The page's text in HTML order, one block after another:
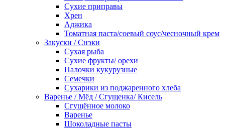
Сухие приправы
Хрен
Аджика
Томатная паста/соевый соус/чесночный крем
Закуски / Снэки
Сухая рыба
Сухие фрукты/ орехи
Палочки кукурузные
Семечки
Сухарики из поджаренного хлеба
Варенье / Мёд / Сгущенка/ Кисель
Сгущённое молоко
Варенье
Шоколадные пасты